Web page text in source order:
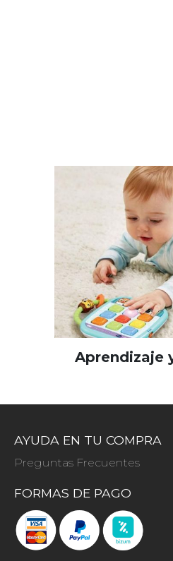
Aprendizaje
AYUDA EN TU COMPRA
Preguntas Frecuentes
FORMAS DE PAGO